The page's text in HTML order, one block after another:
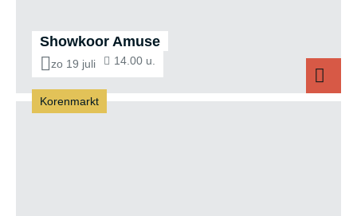
Showkoor Amuse
zo 19 juli 14.00 u.
Showkoor Amuse
Korenmarkt